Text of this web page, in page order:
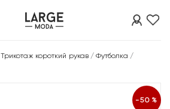
Трикотаж короткий рукав/Футболка /
-50%